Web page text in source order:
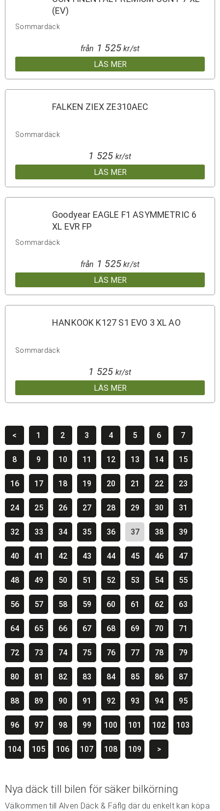
(EV)
Sommardäck
LÄS MER
från 1 525kr/st
FALKEN ZIEX ZE310AEC
Sommardäck
LÄS MER
1 525 kr/st
Goodyear EAGLE F1 ASYMMETRIC 6
XL EVR FP
Sommardäck
LÄS MER
från 1 525kr/st
HANKOOK K127 S1 EVO 3 XL AO
Sommardäck
LÄS MER
1 525 kr/st
< 1 2 3 4 5 6 7
8 9 10 11 12 13 14 15
16 17 18 19 20 21 22 23
24 25 26 27 28 29 30 31
32 33 34 35 36 37 38 39
40 41 42 43 44 45 46 47
48 49 50 51 52 53 54 55
56 57 58 59 60 61 62 63
64 65 66 67 68 69 70 71
72 73 74 75 76 77 78 79
80 81 82 83 84 85 86 87
88 89 90 91 92 93 94 95
96 97 98 99 100 101 102 103
104 105 106 107 108 109 >
Nya däck till bilen för säker bilkörning
Välkommen till Alven Däck & Fäflg där du enkelt kan köpa